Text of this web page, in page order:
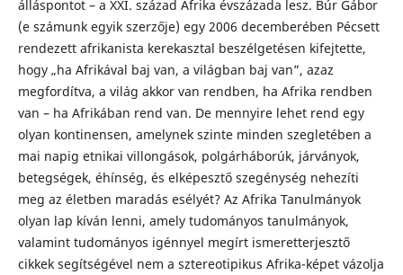
álláspontot – a XXI. század Afrika évszázada lesz. Búr Gábor
(e számunk egyik szerzője) egy 2006 decemberében Pécsett
rendezett afrikanista kerekasztal beszélgetésen kifejtette,
hogy „ha Afrikával baj van, a világban baj van”, azaz
megfordítva, a világ akkor van rendben, ha Afrika rendben
van – ha Afrikában rend van. De mennyire lehet rend egy
olyan kontinensen, amelynek szinte minden szegletében a
mai napig etnikai villongások, polgárháborúk, járványok,
betegségek, éhínség, és elképesztő szegénység nehezíti
meg az életben maradás esélyét? Az Afrika Tanulmányok
olyan lap kíván lenni, amely tudományos tanulmányok,
valamint tudományos igénnyel megírt ismeretterjesztő
cikkek segítségével nem a sztereotipikus Afrika-képet vázolja